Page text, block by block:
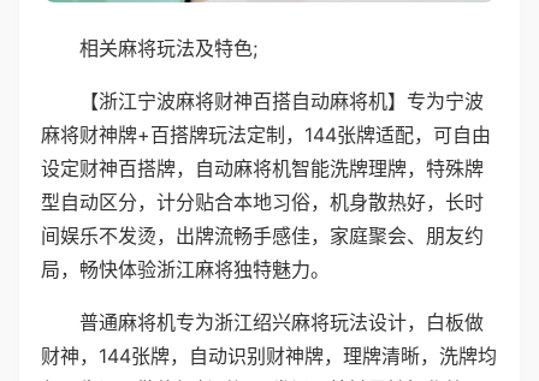
相关麻将玩法及特色;
【浙江宁波麻将财神百搭自动麻将机】专为宁波
麻将财神牌+百搭牌玩法定制，144张牌适配，可自由
设定财神百搭牌，自动麻将机智能洗牌理牌，特殊牌
型自动区分，计分贴合本地习俗，机身散热好，长时
间娱乐不发烫，出牌流畅手感佳，家庭聚会、朋友约
局，畅快体验浙江麻将独特魅力。
普通麻将机专为浙江绍兴麻将玩法设计，白板做
财神，144张牌，自动识别财神牌，理牌清晰，洗牌均